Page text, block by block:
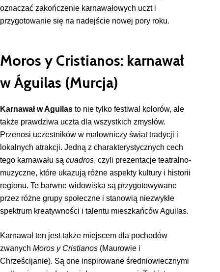
oznaczać zakończenie karnawałowych uczt i
przygotowanie się na nadejście nowej pory roku.
Moros y Cristianos: karnawał
w Águilas (Murcja)
Karnawał w Aguilas to nie tylko festiwal kolorów, ale
także prawdziwa uczta dla wszystkich zmysłów.
Przenosi uczestników w malowniczy świat tradycji i
lokalnych atrakcji. Jedną z charakterystycznych cech
tego karnawału są cuadros, czyli prezentacje teatralno-
muzyczne, które ukazują różne aspekty kultury i historii
regionu. Te barwne widowiska są przygotowywane
przez różne grupy społeczne i stanowią niezwykłe
spektrum kreatywności i talentu mieszkańców Aguilas.
Karnawał ten jest także miejscem dla pochodów
zwanych Moros y Cristianos (Maurowie i
Chrześcijanie). Są one inspirowane średniowiecznymi